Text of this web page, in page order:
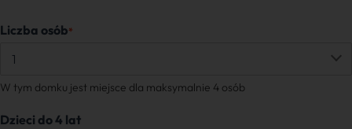
Liczba osób*
W tym domku jest miejsce dla maksymalnie 4 osób
Dzieci do 4 lat